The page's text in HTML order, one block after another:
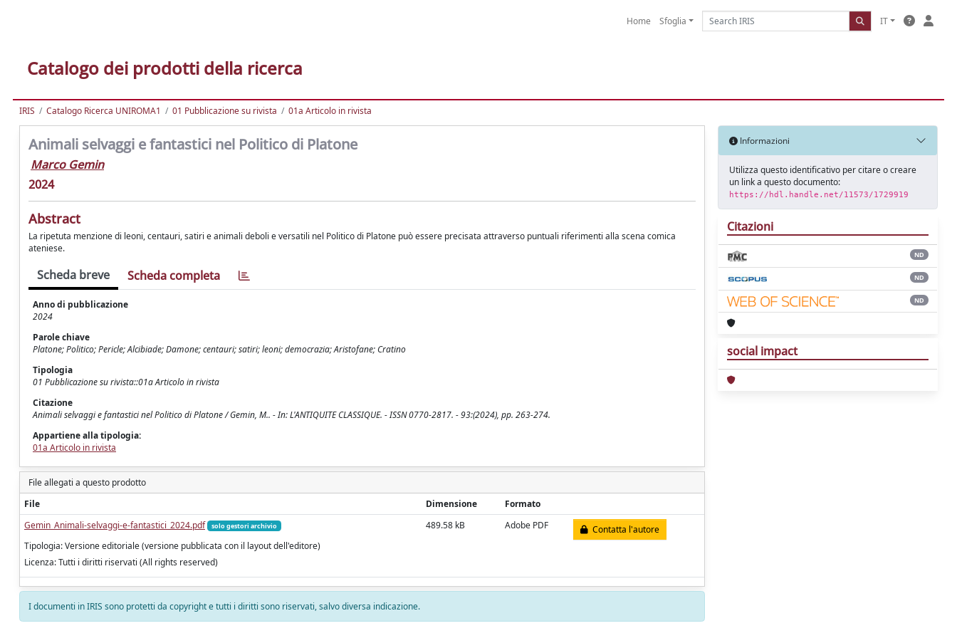
Home Sfoglia IT
Catalogo dei prodotti della ricerca
IRIS Catalogo Ricerca UNIROMA1 01 Pubblicazione su rivista 01a Articolo in rivista
Animali selvaggi e fantastici nel Politico di Platone
Marco Gemin
2024
Abstract
La ripetuta menzione di leoni, centauri, satiri e animali deboli e versatili nel Politico di Platone può essere precisata attraverso puntuali riferimenti alla scena comica
ateniese.
Scheda breve Scheda completa
Anno di pubblicazione
2024
Parole chiave
Platone; Politico; Pericle; Alcibiade; Damone; centauri; satiri; leoni; democrazia; Aristofane; Cratino
Tipologia
01 Pubblicazione su rivista::01a Articolo in rivista
Citazione
Animali selvaggi e fantastici nel Politico di Platone / Gemin, M.. - In: L'ANTIQUITE CLASSIQUE. - ISSN 0770-2817. - 93:(2024), pp. 263-274.
Appartiene alla tipologia:
01a Articolo in rivista
File allegati a questo prodotto
File
Dimensione
Formato
Gemin_Animali-selvaggi-e-fantastici_2024.pdf
solo gestori archivio
Tipologia: Versione editoriale (versione pubblicata con il layout dell'editore)
Licenza: Tutti i diritti riservati (All rights reserved)
489.58 kB Adobe PDF Contatta l'autore
I documenti in IRIS sono protetti da copyright e tutti i diritti sono riservati, salvo diversa indicazione.
Informazioni
Utilizza questo identificativo per citare o creare
un link a questo documento:
https://hdl.handle.net/11573/1729919
Citazioni
ND
ND
ND
social impact